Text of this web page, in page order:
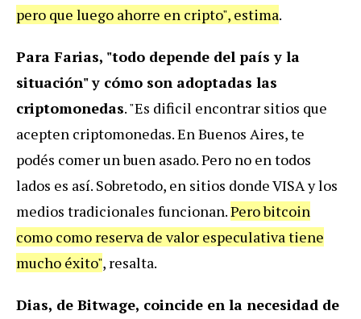
pero que luego ahorre en cripto", estima.
Para Farias, "todo depende del país y la
situación" y cómo son adoptadas las
criptomonedas. "Es dificil encontrar sitios que
acepten criptomonedas. En Buenos Aires, te
podés comer un buen asado. Pero no en todos
lados es así. Sobretodo, en sitios donde VISA y los
medios tradicionales funcionan.Pero bitcoin
como como reserva de valor especulativa tiene
mucho éxito", resalta.
Dias, de Bitwage, coincide en la necesidad de